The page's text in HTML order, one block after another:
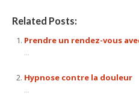
Related Posts:
Prendre un rendez-vous
...
Hypnose contre la douleur
...